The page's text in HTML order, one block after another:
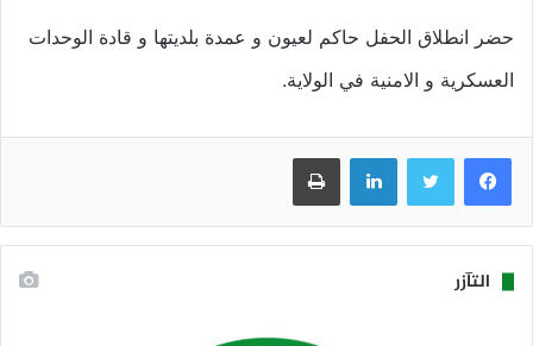
حضر انطلاق الحفل حاكم لعيون و عمدة بلديتها و قادة الوحدات
العسكرية و الامنية في الولاية.
فيسبوك تويتر لينكدإن طباعة
التآزر